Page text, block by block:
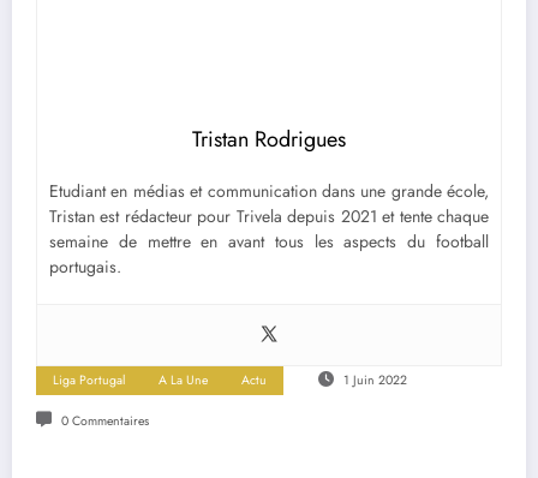
Tristan Rodrigues
Etudiant en médias et communication dans une grande école,
Tristan est rédacteur pour Trivela depuis 2021 et tente chaque
semaine de mettre en avant tous les aspects du football
portugais.
Liga Portugal A La Une Actu 1 Juin 2022
0 Commentaires